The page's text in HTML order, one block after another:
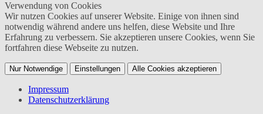
Verwendung von Cookies
Wir nutzen Cookies auf unserer Website. Einige von ihnen sind
notwendig während andere uns helfen, diese Website und Ihre
Erfahrung zu verbessern. Sie akzeptieren unsere Cookies, wenn Sie
fortfahren diese Webseite zu nutzen.
Nur Notwendige Einstellungen Alle Cookies akzeptieren
Impressum
Datenschutzerklärung